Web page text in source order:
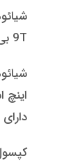
9T بی نظیر و قابل عرضه بسازد.